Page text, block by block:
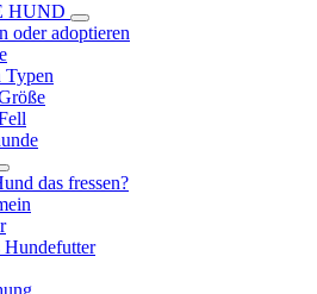
HUND
oder adoptieren
Typen
das fressen?
Hundefutter